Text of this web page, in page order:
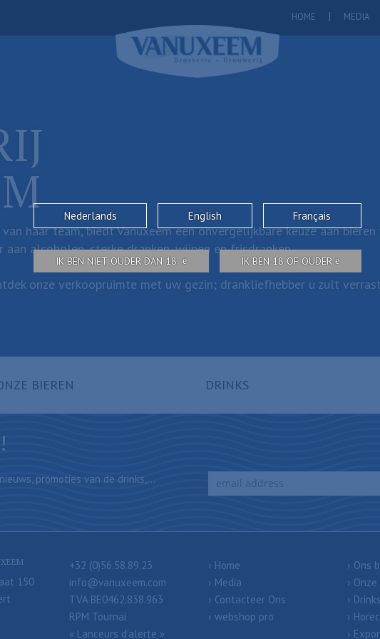
HOME MEDIA
haar team, biedt Vanuxeem een onvergelijkbare keuze aan
aan alcoholen, sterke dranken, wijnen en frisdranken.
onze verkoopruimte met uw gezin; drankliefhebber u zult
BIEREN DRINKS
Nederlands English Français
IK BEN NIET OUDER DAN 18 IK BEN 18 OF OUDER
promoties van de drinks,...
150
+32 (0)56.58.89.23
info@vanuxeem.com
TVA BE0462.838.963
RPM Tournai
« Lanceurs d’alerte »
Home
Media
Contacteer Ons
webshop pro
Ons
Drinks